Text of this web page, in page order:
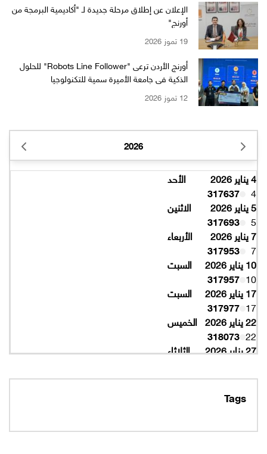
الإعلان عن إطلاق مرحلة جديدة لـ "أكاديمية البرمجة من
أورنج"
19 تموز 2026
أورنج الأردن ترعى "Robots Line Follower" للحلول
الذكية في جامعة الأميرة سمية للتكنولوجيا
12 تموز 2026
2026
4 يناير 2026
الأحد
4
317637
5 يناير 2026
الاثنين
5
317693
7 يناير 2026
الأربعاء
7
317953
10 يناير 2026
السبت
10
317957
17 يناير 2026
السبت
17
317977
22 يناير 2026
الخميس
22
318073
27 يناير 2026
الثلاثاء
10 فبراير 2026
الثلاثاء
319997
16 فبراير 2026
16
320005
Tags